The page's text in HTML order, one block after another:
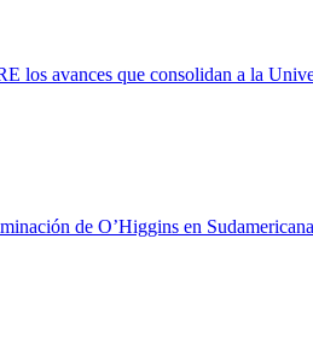
los avances que consolidan a la
de O’Higgins en